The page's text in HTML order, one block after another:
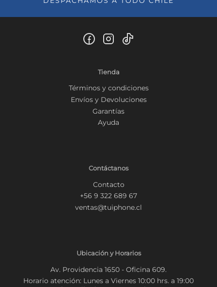
Tienda
Términos y condiciones
Envíos y Devoluciones
Garantías
Ayuda
Contáctanos
Contacto
+56 9 322 689 67
ventas@tuiphone.cl
Ubicación y Horarios
Av. Providencia 1650 - Oficina 609.
Horario atención: Lunes a Viernes 10:00 hrs. a 19:00